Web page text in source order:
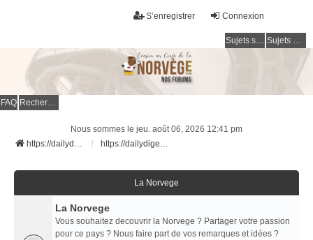
Connexion
S’enregistrer
Sujets sans réponse Sujets actifs
FAQ Rechercher
Nous sommes le jeu. août 06, 2026 12:41 pm
https://dailydigesthub.com
https://dailydigesthub.com
La Norvege
La Norvege
Vous souhaitez decouvrir la Norvege ? Partager votre passion
pour ce pays ? Nous faire part de vos remarques et idées ?